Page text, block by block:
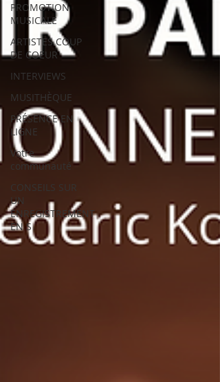
PROMOTION
MUSICALE
ARTISTES COUP
DE COEUR
INTERVIEWS
MUSITHÈQUE
PRÉSENCE EN
LIGNE
Votre
communauté
CONSEILS SUR
UN
ENREGISTREMENT
EN S